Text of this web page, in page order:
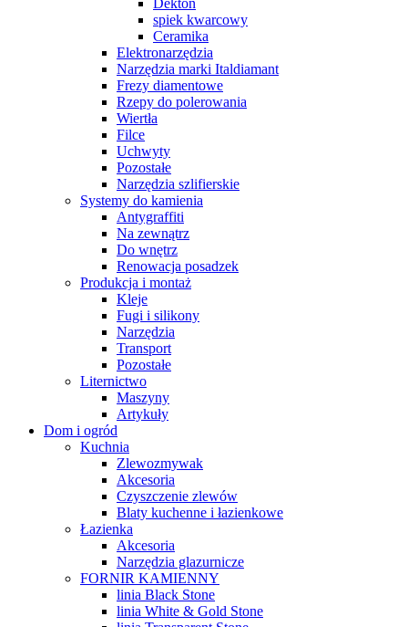
Dekton
spiek kwarcowy
Ceramika
Elektronarzędzia
Narzędzia marki Italdiamant
Frezy diamentowe
Rzepy do polerowania
Wiertła
Filce
Uchwyty
Pozostałe
Narzędzia szlifierskie
Systemy do kamienia
Antygraffiti
Na zewnątrz
Do wnętrz
Renowacja posadzek
Produkcja i montaż
Kleje
Fugi i silikony
Narzędzia
Transport
Pozostałe
Liternictwo
Maszyny
Artykuły
Dom i ogród
Kuchnia
Zlewozmywak
Akcesoria
Czyszczenie zlewów
Blaty kuchenne i łazienkowe
Łazienka
Akcesoria
Narzędzia glazurnicze
FORNIR KAMIENNY
linia Black Stone
linia White & Gold Stone